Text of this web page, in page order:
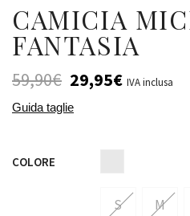
CAMICIA
FANTASIA
59,90€ 29,95€ IVA inclusa
Guida taglie
COLORE
S M